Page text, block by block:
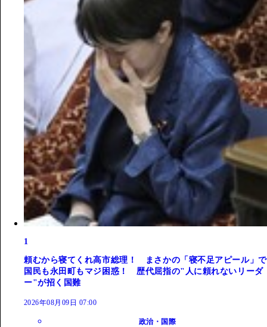
1
頼むから寝てくれ高市総理！ まさかの「寝不足アピール」で
国民も永田町もマジ困惑！ 歴代屈指の"人に頼れないリーダ
ー"が招く国難
2026年08月09日 07:00
政治・国際